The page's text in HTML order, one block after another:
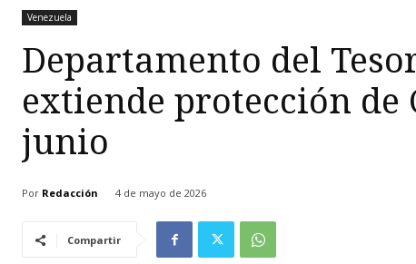
Venezuela
Departamento del
extiende protección de
junio
Por Redacción 4 de mayo de 2026
Compartir